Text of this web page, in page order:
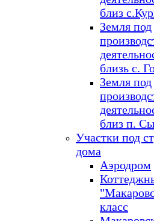
близ
Земля под
близь с.
Земля под
близ п.
Участки под
дома
Аэродром
класс